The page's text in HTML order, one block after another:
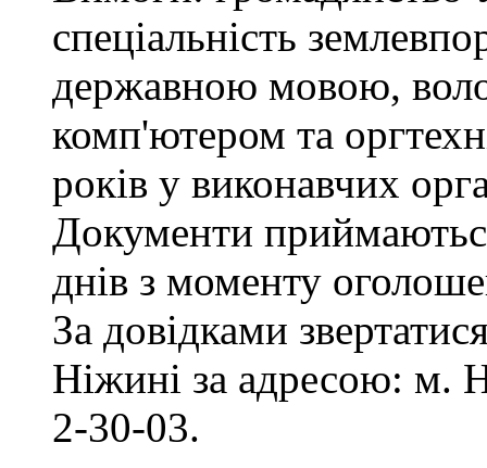
спеціальність
державною мовою,
комп'ютером та
років у виконавчих
Документи
днів з моменту
За довідками
Ніжині за адресою: м.
2-30-03.